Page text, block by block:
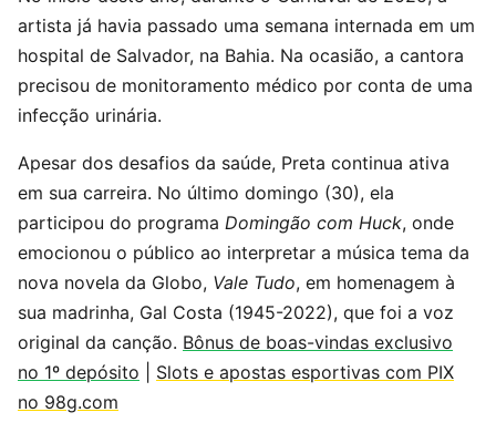
artista já havia passado uma semana internada em um
hospital de Salvador, na Bahia. Na ocasião, a cantora
precisou de monitoramento médico por conta de uma
infecção urinária.
Apesar dos desafios da saúde, Preta continua ativa
em sua carreira. No último domingo (30), ela
participou do programa Domingão com Huck, onde
emocionou o público ao interpretar a música tema da
nova novela da Globo, Vale Tudo, em homenagem à
sua madrinha, Gal Costa (1945-2022), que foi a voz
original da canção. Bônus de boas-vindas exclusivo
no 1º depósito
Slots e apostas esportivas com PIX
no 98g.com